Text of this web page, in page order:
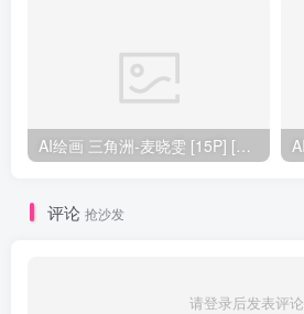
AI绘画 三角洲-麦晓雯 [15P] [57M]
评论 抢沙发
请登录后发表评论